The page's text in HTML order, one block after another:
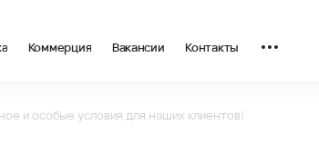
Коммерция Вакансии Контакты
и особые условия для наших клиентов!